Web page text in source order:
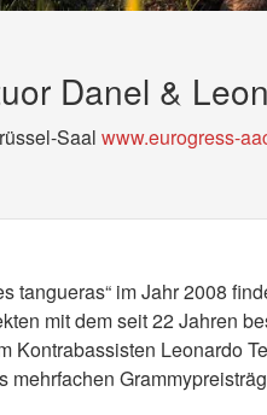
Danel &
Saal www.eurogress-
tangueras“ im Jahr 2008
mit dem seit 22 Jahren
Kontrabassisten Leonardo